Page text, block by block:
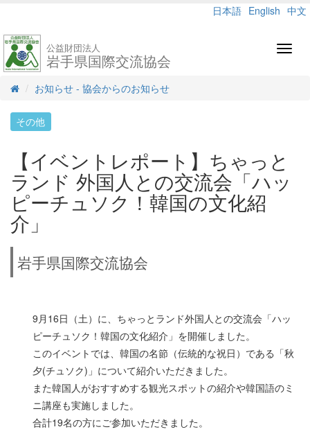
日本語 English 中文
公益財団法人
岩手県国際交流協会
お知らせ - 協会からのお知らせ
その他
【イベントレポート】ちゃっと
ランド 外国人との交流会「ハッ
ピーチュソク！韓国の文化紹
介」
岩手県国際交流協会
9月16日（土）に、ちゃっとランド外国人との交流会「ハッ
ピーチュソク！韓国の文化紹介」を開催しました。
このイベントでは、韓国の名節（伝統的な祝日）である「秋
夕(チュソク)」について紹介いただきました。
また韓国人がおすすめする観光スポットの紹介や韓国語のミ
ニ講座も実施しました。
合計19名の方にご参加いただきました。